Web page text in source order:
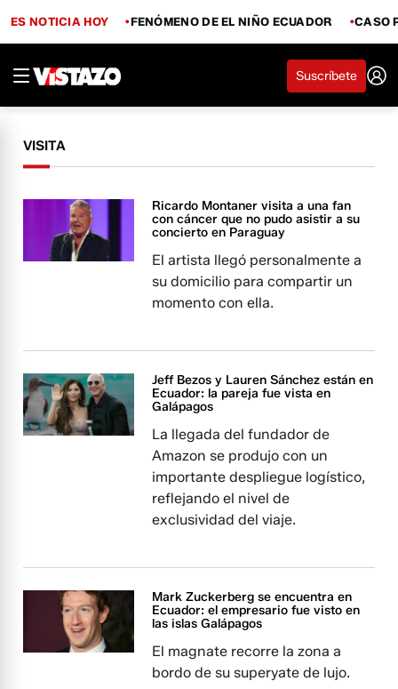
ES NOTICIA HOY FENÓMENO DE EL NIÑO ECUADOR CASO
Suscríbete
VISITA
Ricardo Montaner visita a una fan
con cáncer que no pudo asistir a su
concierto en Paraguay
El artista llegó personalmente a
su domicilio para compartir un
momento con ella.
Jeff Bezos y Lauren Sánchez están en
Ecuador: la pareja fue vista en
Galápagos
La llegada del fundador de
Amazon se produjo con un
importante despliegue logístico,
reflejando el nivel de
exclusividad del viaje.
Mark Zuckerberg se encuentra en
Ecuador: el empresario fue visto en
las islas Galápagos
El magnate recorre la zona a
bordo de su superyate de lujo.